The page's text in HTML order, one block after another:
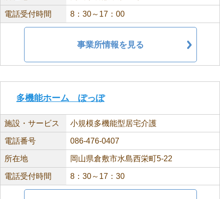
電話受付時間 8：30～17：00
事業所情報を見る
多機能ホーム ぽっぽ
施設・サービス 小規模多機能型居宅介護
電話番号 086-476-0407
所在地 岡山県倉敷市水島西栄町5-22
電話受付時間 8：30～17：30